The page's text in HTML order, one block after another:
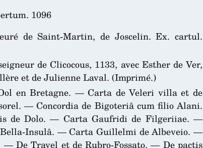
1096
de Saint-Martin, de Joscelin. Ex. cartul.
de Clicocous, 1133, avec Esther de Ver,
et de Julienne Laval. (Imprimé.)
en Bretagne. — Carta de Veleri villa et de
— Concordia de Bigoteriâ cum filio Alani.
de Dolo. — Carta Gaufridi de Filgeriiae. —
Insulâ. — Carta Guillelmi de Albeveio. —
De Travel et de Rubro-Fossato. — De pactis